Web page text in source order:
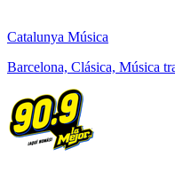
Catalunya Música
Barcelona, Clásica, Música